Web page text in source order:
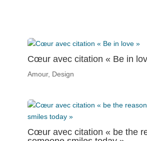
Cœur avec citation « Be in
Amour, Design
Cœur avec citation « be the